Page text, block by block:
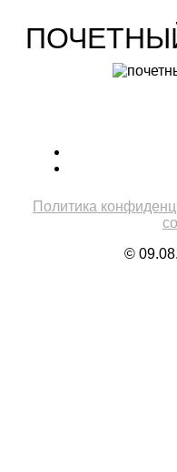
Политика
©